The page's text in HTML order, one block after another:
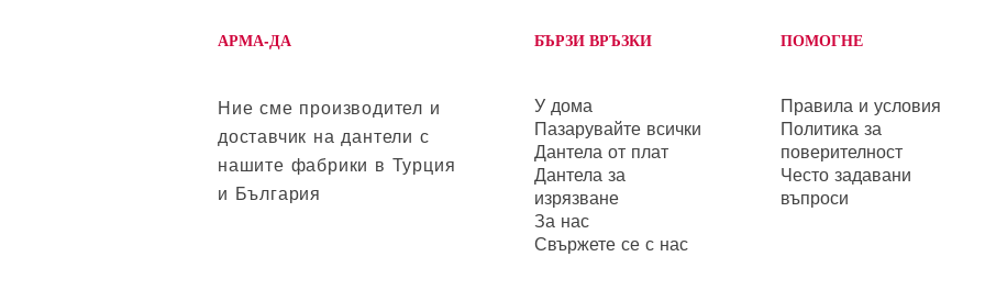
B
G
а
М
т
АРМА-ДА
Ние сме производител и
доставчик на дантели с
нашите фабрики в Турция
и България
БЪРЗИ ВРЪЗКИ
У дома
Пазарувайте всички
Дантела от плат
Дантела за
изрязване
За нас
Свържете се с нас
ПОМОГНЕ
Правила и условия
Политика за
поверителност
Често задавани
въпроси